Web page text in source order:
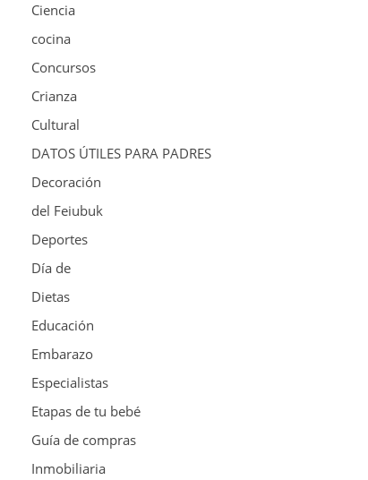
Ciencia
cocina
Concursos
Crianza
Cultural
DATOS ÚTILES PARA PADRES
Decoración
del Feiubuk
Deportes
Día de
Dietas
Educación
Embarazo
Especialistas
Etapas de tu bebé
Guía de compras
Inmobiliaria